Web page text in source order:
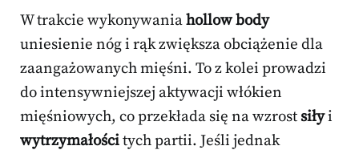
W trakcie wykonywaniahollow body
uniesienie nóg i rąk zwiększa obciążenie dla
zaangażowanych mięśni. To z kolei prowadzi
do intensywniejszej aktywacji włókien
mięśniowych, co przekłada się na wzrost siłyi
wytrzymałościtych partii. Jeśli jednak